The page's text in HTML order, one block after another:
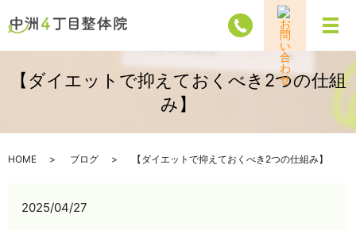
メ
【ダイエットで抑えておくべき2つの仕組
み】ㅤ
HOME ブログ 【ダイエットで抑えておくべき2つの仕組み】ㅤ
2025/04/27